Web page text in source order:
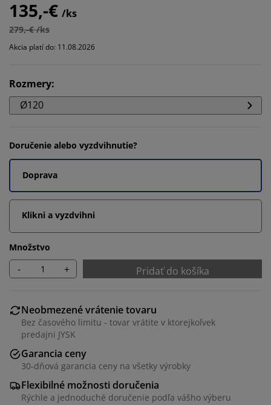
135,-€ /ks
279,-€ /ks
Akcia platí do: 11.08.2026
Rozmery:
Ø120
Doručenie alebo vyzdvihnutie?
Doprava
Klikni a vyzdvihni
Množstvo
- + Pridať do košíka
Neobmezené vrátenie tovaru
Bez časového limitu - tovar vrátite v ktorejkoľvek
predajni JYSK
Garancia ceny
30-dňová garancia ceny na všetky výrobky
Flexibilné možnosti doručenia
Rýchle a jednoduché doručenie podľa vášho výberu